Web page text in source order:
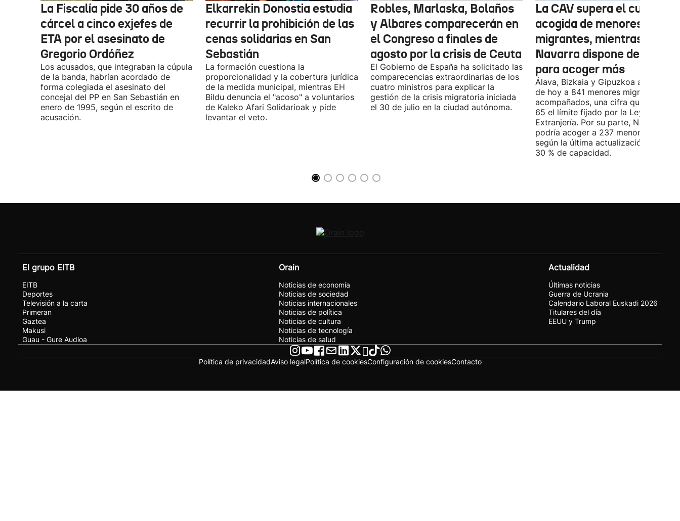
La Fiscalía pide 30 años de
cárcel a cinco exjefes de
ETA por el asesinato de
Gregorio Ordóñez
Los acusados, que integraban la cúpula
de la banda, habrían acordado de
forma colegiada el asesinato del
concejal del PP en San Sebastián en
enero de 1995, según el escrito de
acusación.
Elkarrekin Donostia estudia
recurrir la prohibición de las
cenas solidarias en San
Sebastián
La formación cuestiona la
proporcionalidad y la cobertura jurídica
de la medida municipal, mientras EH
Bildu denuncia el "acoso" a voluntarios
de Kaleko Afari Solidarioak y pide
levantar el veto.
Robles, Marlaska, Bolaños
y Albares comparecerán en
el Congreso a finales de
agosto por la crisis de Ceuta
El Gobierno de España ha solicitado las
comparecencias extraordinarias de los
cuatro ministros para explicar la
gestión de la crisis migratoria iniciada
el 30 de julio en la ciudad autónoma.
La CAV supera el cupo de
acogida de menores
migrantes, mientras
Navarra dispone de
para acoger más
Álava, Bizkaia y Gipuzkoa acogen a
de hoy a 841 menores migrantes no
acompañados, una cifra que supera
65 el límite fijado por la Ley de
Extranjería. Por su parte, Navarra
podría acoger a 237 menores,
según la última actualización, está al
30 % de capacidad.
El grupo EITB
EITB
Deportes
Televisión a la carta
Primeran
Gaztea
Makusi
Guau - Gure Audioa
Orain
Noticias de economía
Noticias de sociedad
Noticias internacionales
Noticias de política
Noticias de cultura
Noticias de tecnología
Noticias de salud
Actualidad
Últimas noticias
Guerra de Ucrania
Calendario Laboral Euskadi 2026
Titulares del día
EEUU y Trump
Política de privacidadAviso legalPolítica de cookiesConfiguración de cookiesContacto